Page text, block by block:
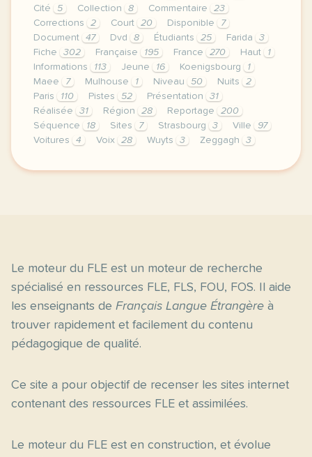
Cité
5 Collection 8 Commentaire
23
Corrections
2 Court 20 Disponible
7
Document
47 Dvd 8 Étudiants 25 Farida
3
Fiche
302 Française 195 France 270 Haut
1
Informations
113 Jeune 16 Koenigsbourg
1
Maee
7 Mulhouse 1 Niveau 50 Nuits
2
Paris
110 Pistes 52 Présentation
31
Réalisée
31 Région 28 Reportage
200
Séquence
18 Sites 7 Strasbourg 3 Ville
97
Voitures
4 Voix 28 Wuyts 3 Zeggagh 3
le respect de votre vie privee est une priorite
Le moteur du FLE est un moteur de recherche
spécialisé en ressources FLE, FLS, FOU, FOS. Il aide
les enseignants de Français Langue Étrangère à
trouver rapidement et facilement du contenu
pédagogique de qualité.
Ce site a pour objectif de recenser les sites internet
contenant des ressources FLE et assimilées.
Le moteur du FLE est en construction, et évolue